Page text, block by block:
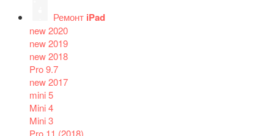
Ремонт iPad
new 2020
new 2019
new 2018
Pro 9.7
new 2017
mini 5
Mini 4
Mini 3
Pro 11 (2018)